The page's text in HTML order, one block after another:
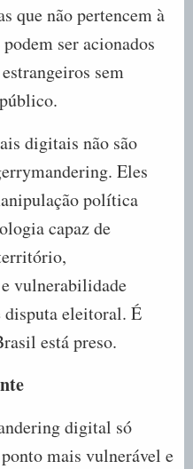
que não pertencem à
ser acionados
sem
digitais não são
Eles
política
capaz de
vulnerabilidade
disputa eleitoral. É
está preso.
digital só
mais vulnerável e